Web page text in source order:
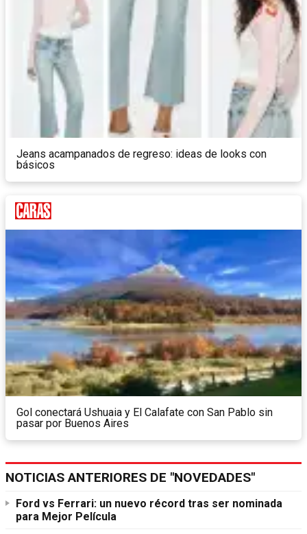
Jeans acampanados de regreso: ideas de looks con
básicos
Gol conectará Ushuaia y El Calafate con San Pablo sin
pasar por Buenos Aires
NOTICIAS ANTERIORES DE "NOVEDADES"
Ford vs Ferrari: un nuevo récord tras ser nominada
para Mejor Película